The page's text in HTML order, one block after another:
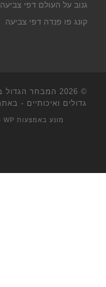
גנוב על העולם דפי צביעה
קונג פו פנדה דפי צביעה
© 2026
המבחר הגדול
גדולים ואיכותיים -
מונע באמצעות WP